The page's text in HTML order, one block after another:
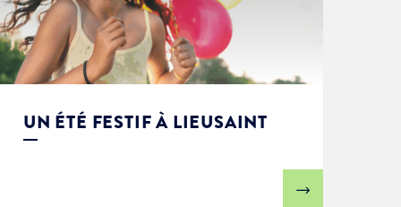
UN ÉTÉ FESTIF À LIEUSAINT